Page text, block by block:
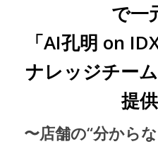
で一
「AI孔明 on
ナレッジチー
提
〜店舗の“分から